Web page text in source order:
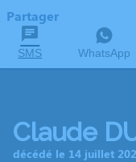
Partager
SMS WhatsApp
Claude
décédé le 14 juillet